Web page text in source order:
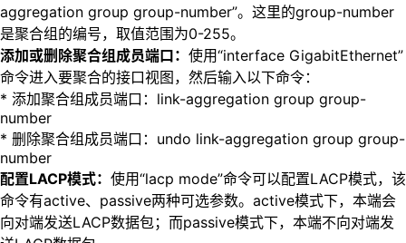
aggregation group group-number”。这里的group-number
是聚合组的编号，取值范围为0-255。
添加或删除聚合组成员端口： 使用“interface GigabitEthernet”
命令进入要聚合的接口视图，然后输入以下命令：
* 添加聚合组成员端口：link-aggregation group group-
number
* 删除聚合组成员端口：undo link-aggregation group group-
number
配置LACP模式： 使用“lacp mode”命令可以配置LACP模式，该
命令有active、passive两种可选参数。active模式下，本端会
向对端发送LACP数据包；而passive模式下，本端不向对端发